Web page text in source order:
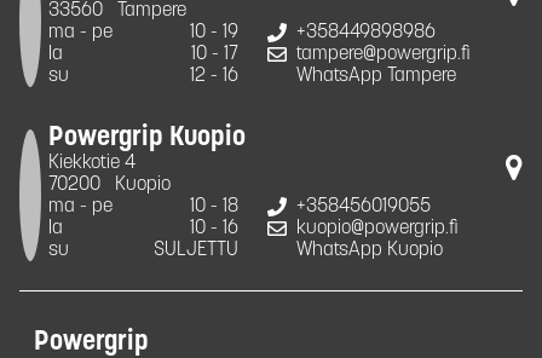
33560
Tampere
ma - pe
10 - 19
la
10 - 17
su
12 - 16
+358449898986
tampere@powergrip.fi
WhatsApp Tampere
Powergrip Kuopio
Kiekkotie 4
70200
Kuopio
ma - pe
10 - 18
la
10 - 16
su
SULJETTU
+358456019055
kuopio@powergrip.fi
WhatsApp Kuopio
Powergrip